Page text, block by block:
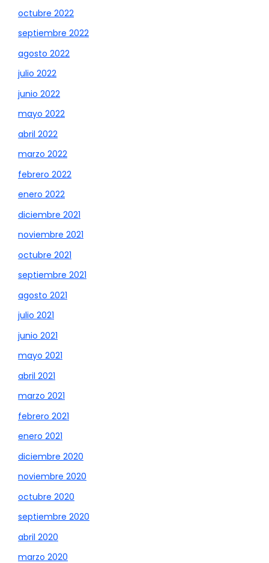
octubre 2022
septiembre 2022
agosto 2022
julio 2022
junio 2022
mayo 2022
abril 2022
marzo 2022
febrero 2022
enero 2022
diciembre 2021
noviembre 2021
octubre 2021
septiembre 2021
agosto 2021
julio 2021
junio 2021
mayo 2021
abril 2021
marzo 2021
febrero 2021
enero 2021
diciembre 2020
noviembre 2020
octubre 2020
septiembre 2020
abril 2020
marzo 2020